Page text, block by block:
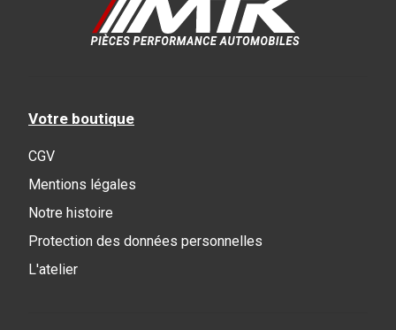
Votre boutique
CGV
Mentions légales
Notre histoire
Protection des données personnelles
L'atelier